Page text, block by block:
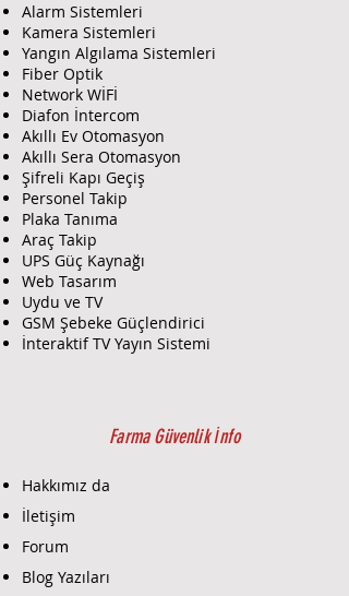
Alarm Sistemleri
Kamera Sistemleri
Yangın Algılama Sistemleri
Fiber Optik
Network WİFİ
Diafon İntercom
Akıllı Ev Otomasyon
Akıllı Sera Otomasyon
Şifreli Kapı Geçiş
Personel Takip
Plaka Tanıma
Araç Takip
UPS Güç Kaynağı
Web Tasarım
Uydu ve TV
GSM Şebeke Güçlendirici
İnteraktif TV Yayın Sistemi
Farma Güvenlik İnfo
Hakkımız da
İletişim
Forum
Blog Yazıları